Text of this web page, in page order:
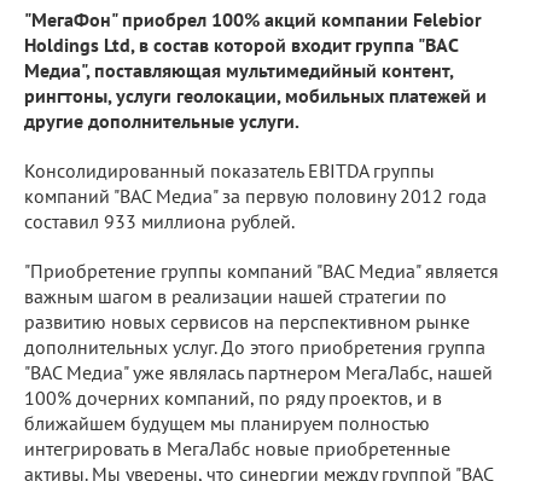
"МегаФон" приобрел 100% акций компании Felebior
Holdings Ltd, в состав которой входит группа "ВАС
Медиа", поставляющая мультимедийный контент,
рингтоны, услуги геолокации, мобильных платежей и
другие дополнительные услуги.
Консолидированный показатель EBITDA группы
компаний "ВАС Медиа" за первую половину 2012 года
составил 933 миллиона рублей.
"Приобретение группы компаний "ВАС Медиа" является
важным шагом в реализации нашей стратегии по
развитию новых сервисов на перспективном рынке
дополнительных услуг. До этого приобретения группа
"ВАС Медиа" уже являлась партнером МегаЛабс, нашей
100% дочерних компаний, по ряду проектов, и в
ближайшем будущем мы планируем полностью
интегрировать в МегаЛабс новые приобретенные
активы. Мы уверены, что синергии между группой "ВАС